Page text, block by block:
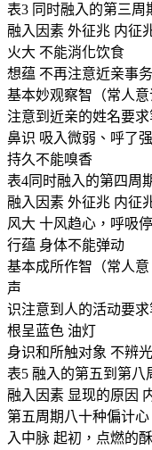
表3 同时融入的第三周
融入因素 外征兆 内征
火大 不能消化饮食
想蕴 不再注意近亲事
基本妙观察智（常人
注意到近亲的姓名要求
鼻识 吸入微弱、呼了
持久不能嗅香
表4同时融入的第四周
融入因素 外征兆 内征
风大 十风趋心，呼吸
行蕴 身体不能弹动
基本成所作智（常人
声
识注意到人的活动要
根呈蓝色 油灯
身识和所触对象 不辨
表5 融入的第五到第八
融入因素 显现的原因
第五周期八十种偏计
入中脉 起初，点燃的